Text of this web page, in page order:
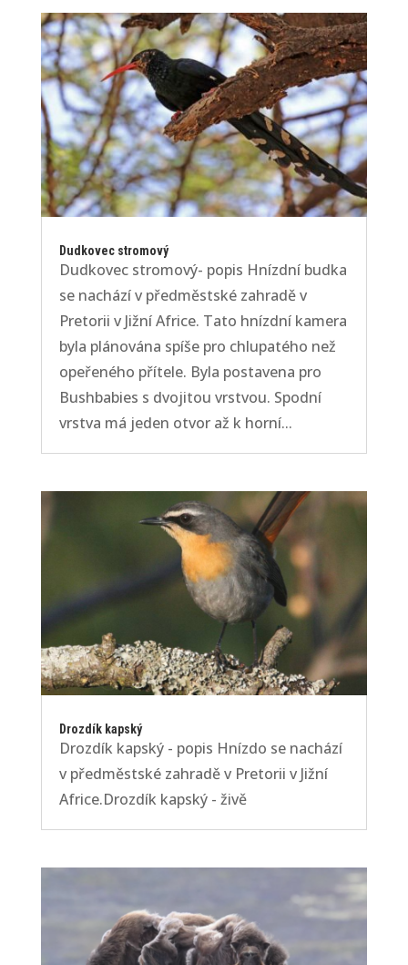
Dudkovec stromový
Dudkovec stromový- popis Hnízdní budka
se nachází v předměstské zahradě v
Pretorii v Jižní Africe. Tato hnízdní kamera
byla plánována spíše pro chlupatého než
opeřeného přítele. Byla postavena pro
Bushbabies s dvojitou vrstvou. Spodní
vrstva má jeden otvor až k horní...
Drozdík kapský
Drozdík kapský - popis Hnízdo se nachází
v předměstské zahradě v Pretorii v Jižní
Africe.Drozdík kapský - živě